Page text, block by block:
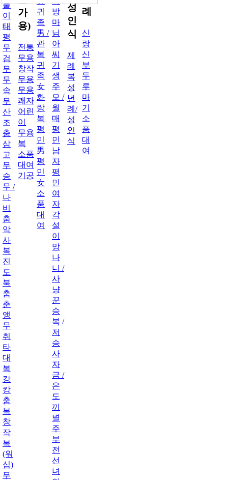
풀
이
태
평
무
검
무
무
속
무
산
조
춤
삼
고
무
승
무 /
나
비
춤
악
사
복
진
도
북
춤
춘
앵
무
취
타
대
복
캉
캉
춤
복
창
작
복
(워
십)
무
가
용)
전통
무용
창작
무용
무용
쾌자
어린
이
무용
복
소품
대여
기공
귀
족
男 /
관
복
귀
족
女
화
랑
복
평
민
男
평
민
女
소
품
대
여
방
마
님
아
씨
기
생
주
모 /
월
매
평
민
남
자
평
민
여
자
각
설
이
망
나
니 /
사
냥
꾼
승
복 /
저
승
사
자
금 /
은
도
끼
별
주
부
전
선
녀
성
인
식
제
례
복
성
년
례/
성
인
식
례
신
랑
신
부
두
루
마
기
소
품
대
여